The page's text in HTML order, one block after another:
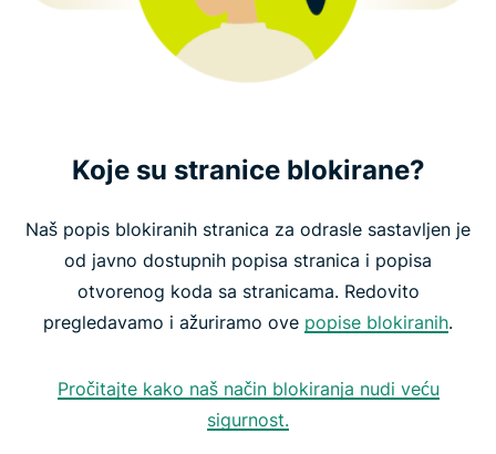
Koje su stranice blokirane?
Naš popis blokiranih stranica za odrasle sastavljen je
od javno dostupnih popisa stranica i popisa
otvorenog koda sa stranicama. Redovito
pregledavamo i ažuriramo ove popise blokiranih.
Pročitajte kako naš način blokiranja nudi veću
sigurnost.